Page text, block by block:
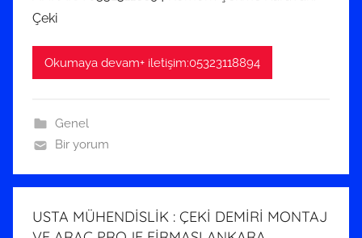
1
a
i
h
n
e
Çeki
Okumaya devam+ iletişim:05323118894
Genel
Bir yorum
USTA MÜHENDİSLİK : ÇEKİ DEMİRİ MONTAJ